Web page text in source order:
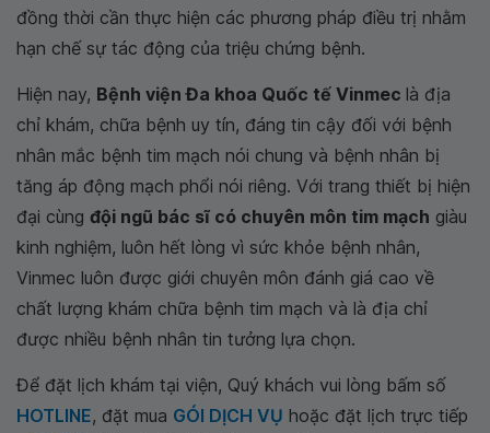
đồng thời cần thực hiện các phương pháp điều trị nhằm
hạn chế sự tác động của triệu chứng bệnh.
Hiện nay, Bệnh viện Đa khoa Quốc tế Vinmec là địa
chỉ khám, chữa bệnh uy tín, đáng tin cậy đối với bệnh
nhân mắc bệnh tim mạch nói chung và bệnh nhân bị
tăng áp động mạch phổi nói riêng. Với trang thiết bị hiện
đại cùng đội ngũ bác sĩ có chuyên môn tim mạch giàu
kinh nghiệm, luôn hết lòng vì sức khỏe bệnh nhân,
Vinmec luôn được giới chuyên môn đánh giá cao về
chất lượng khám chữa bệnh tim mạch và là địa chỉ
được nhiều bệnh nhân tin tưởng lựa chọn.
Để đặt lịch khám tại viện, Quý khách vui lòng bấm số
HOTLINE, đặt mua GÓI DỊCH VỤ hoặc đặt lịch trực tiếp